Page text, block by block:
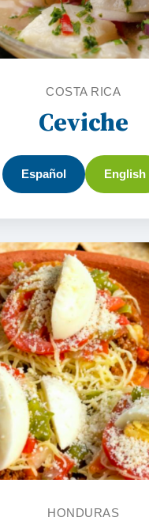
COSTA RICA
Ceviche
Español English
HONDURAS